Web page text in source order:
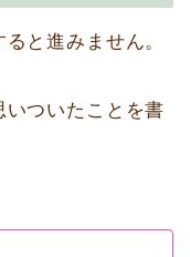
と進みません。
ついたことを書